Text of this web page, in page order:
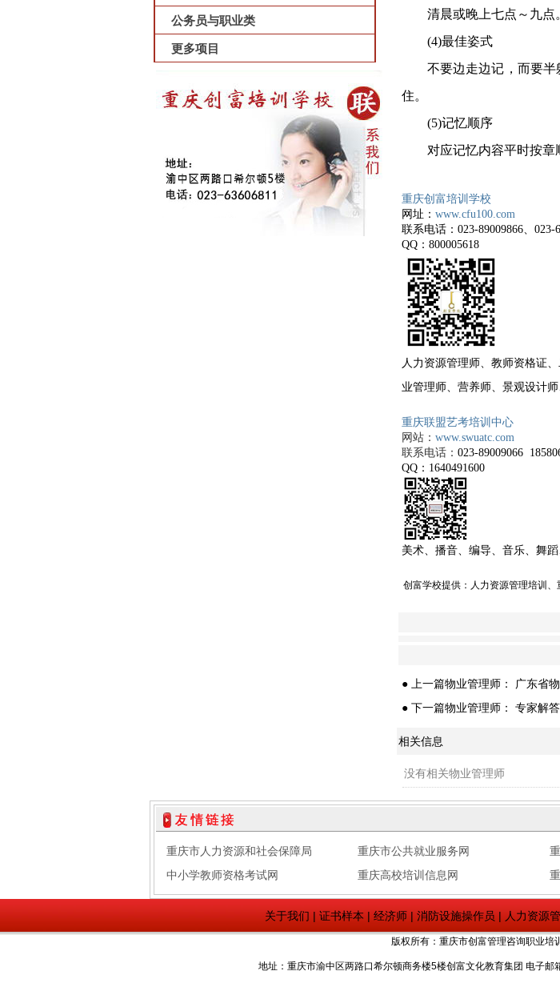
公务员与职业类
更多项目
清晨或晚上七点～九点。
(4)最佳姿式
不要边走边记，而要半
住。
(5)记忆顺序
对应记忆内容平时按章
重庆创富培训学校
网址： www.cfu100.com
联系电话： 023-89009866、 023-
QQ： 800005618
人力资源管理师、教师资格证
业管理师、 营养师、景观设计
重庆联盟艺考培训中心
网站： www.swuatc.com
联系电话： 023-89009066
QQ： 1640491600
美术、播音、编导、音乐、舞
创富学校提供： 人力资源管理培训 、
● 上一篇物业管理师：
广东省
● 下一篇物业管理师： 专家解
相关信息
没有相关物业管理师
重庆市人力资源和社会保障局 重庆市公共就业服务网
中小学教师资格考试网
重庆高校培训信息网
关于我们 | 证书样本| 经济师| 消防设施操作员 | 人力资源
版权所有：重庆市创富管理咨询职业培
地址：重庆市渝中区两路口希尔顿商务楼5楼创富文化教育集团 电子